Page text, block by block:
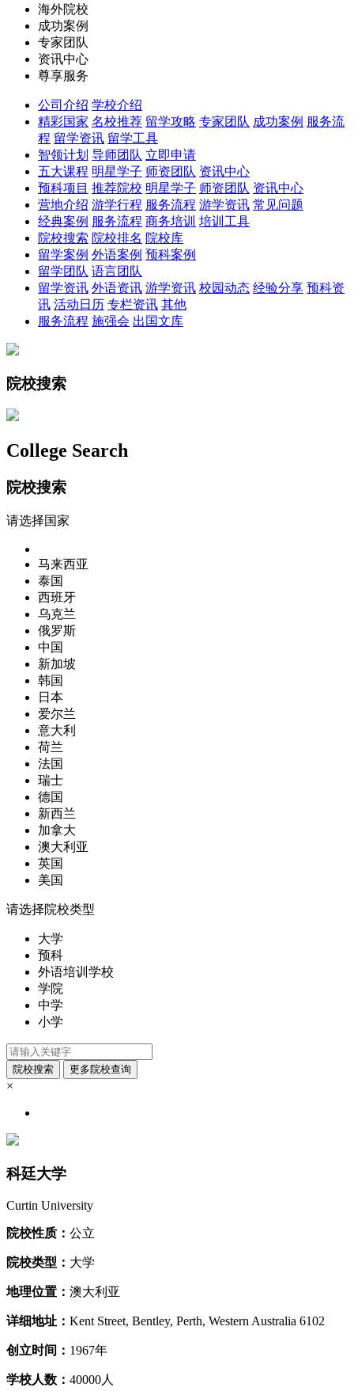
海外院校
成功案例
专家团队
资讯中心
尊享服务
公司介绍 学校介绍
精彩国家 名校推荐 留学攻略 专家团队 成功案例 服务流
程 留学资讯 留学工具
智领计划 导师团队 立即申请
五大课程 明星学子 师资团队 资讯中心
预科项目 推荐院校 明星学子 师资团队 资讯中心
营地介绍 游学行程 服务流程 游学资讯 常见问题
经典案例 服务流程 商务培训 培训工具
院校搜索 院校排名 院校库
留学案例 外语案例 预科案例
留学团队 语言团队
留学资讯 外语资讯 游学资讯 校园动态 经验分享 预科资
讯 活动日历 专栏资讯 其他
服务流程 施强会 出国文库
院校搜索
College Search
院校搜索
请选择国家
马来西亚
泰国
西班牙
乌克兰
俄罗斯
中国
新加坡
韩国
日本
爱尔兰
意大利
荷兰
法国
瑞士
德国
新西兰
加拿大
澳大利亚
英国
美国
请选择院校类型
大学
预科
外语培训学校
学院
中学
小学
×
科廷大学
Curtin University
院校性质： 公立
院校类型： 大学
地理位置： 澳大利亚
详细地址： Kent Street, Bentley, Perth, Western Australia 6102
创立时间： 1967年
学校人数： 40000人